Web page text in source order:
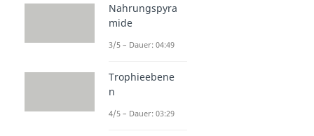
Nahrungspyra
mide
3/5 – Dauer: 04:49
Trophieebene
n
4/5 – Dauer: 03:29